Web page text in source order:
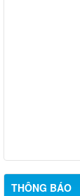
THÔNG BÁO